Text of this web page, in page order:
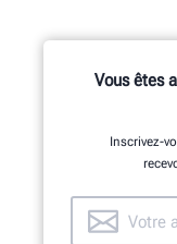
Vous êtes
Inscrivez-